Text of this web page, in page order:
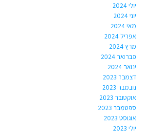
יולי 2024
יוני 2024
מאי 2024
אפריל 2024
מרץ 2024
פברואר 2024
ינואר 2024
דצמבר 2023
נובמבר 2023
אוקטובר 2023
ספטמבר 2023
אוגוסט 2023
יולי 2023